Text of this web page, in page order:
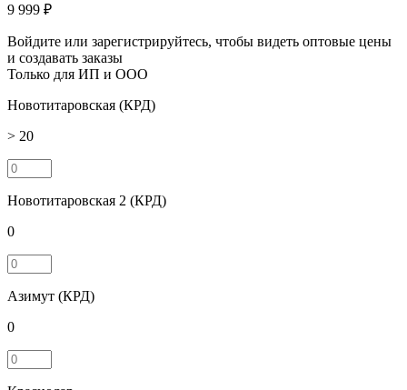
9 999 ₽
Войдите или зарегистрируйтесь, чтобы видеть оптовые цены
и создавать заказы
Только для ИП и ООО
Новотитаровская (КРД)
> 20
Новотитаровская 2 (КРД)
0
Азимут (КРД)
0